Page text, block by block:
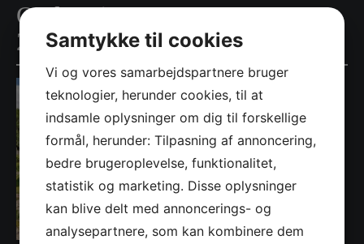
Opdatering_04-08-
2020_CM_6110001041_20
Samtykke til cookies
Vi og vores samarbejdspartnere bruger
teknologier, herunder cookies, til at
indsamle oplysninger om dig til forskellige
formål, herunder: Tilpasning af annoncering,
bedre brugeroplevelse, funktionalitet,
statistik og marketing. Disse oplysninger
kan blive delt med annoncerings- og
analysepartnere, som kan kombinere dem